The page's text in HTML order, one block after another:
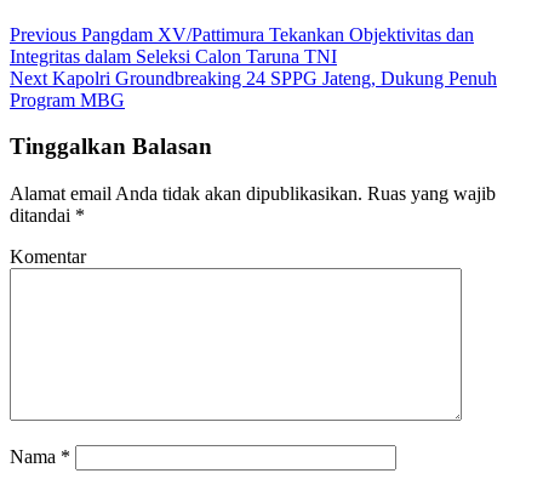
Previous Pangdam XV/Pattimura Tekankan Objektivitas dan
Integritas dalam Seleksi Calon Taruna TNI
Next Kapolri Groundbreaking 24 SPPG Jateng, Dukung Penuh
Program MBG
Tinggalkan Balasan
Alamat email Anda tidak akan dipublikasikan. Ruas yang wajib
ditandai *
Komentar
Nama *